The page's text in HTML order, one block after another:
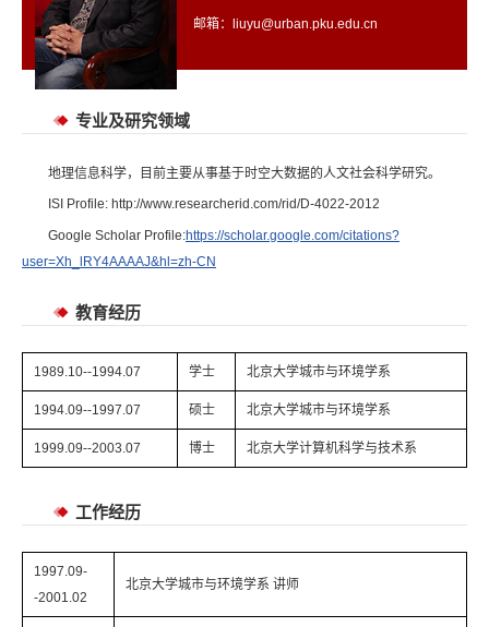
邮箱：liuyu@urban.pku.edu.cn
专业及研究领域
地理信息科学，目前主要从事基于时空大数据的人文社会科学研究。
ISI Profile: http://www.researcherid.com/rid/D-4022-2012
Google Scholar Profile:https://scholar.google.com/citations?
user=Xh_lRY4AAAAJ&hl=zh-CN
教育经历
1989.10--1994.07 学士 北京大学城市与环境学系
1994.09--1997.07 硕士 北京大学城市与环境学系
1999.09--2003.07 博士 北京大学计算机科学与技术系
工作经历
1997.09-
-2001.02
北京大学城市与环境学系 讲师